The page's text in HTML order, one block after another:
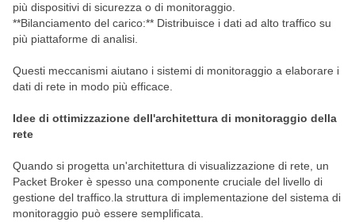
più dispositivi di sicurezza o di monitoraggio.
**Bilanciamento del carico:** Distribuisce i dati ad alto traffico su
più piattaforme di analisi.
Questi meccanismi aiutano i sistemi di monitoraggio a elaborare i
dati di rete in modo più efficace.
Idee di ottimizzazione dell'architettura di monitoraggio della
rete
Quando si progetta un'architettura di visualizzazione di rete, un
Packet Broker è spesso una componente cruciale del livello di
gestione del traffico.la struttura di implementazione del sistema di
monitoraggio può essere semplificata.